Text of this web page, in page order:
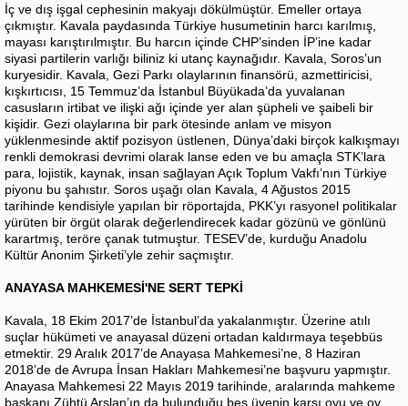
İç ve dış işgal cephesinin makyajı dökülmüştür. Emeller ortaya
çıkmıştır. Kavala paydasında Türkiye husumetinin harcı karılmış,
mayası karıştırılmıştır. Bu harcın içinde CHP’sinden İP’ine kadar
siyasi partilerin varlığı biliniz ki utanç kaynağıdır. Kavala, Soros’un
kuryesidir. Kavala, Gezi Parkı olaylarının finansörü, azmettiricisi,
kışkırtıcısı, 15 Temmuz’da İstanbul Büyükada’da yuvalanan
casusların irtibat ve ilişki ağı içinde yer alan şüpheli ve şaibeli bir
kişidir. Gezi olaylarına bir park ötesinde anlam ve misyon
yüklenmesinde aktif pozisyon üstlenen, Dünya’daki birçok kalkışmayı
renkli demokrasi devrimi olarak lanse eden ve bu amaçla STK’lara
para, lojistik, kaynak, insan sağlayan Açık Toplum Vakfı’nın Türkiye
piyonu bu şahıstır. Soros uşağı olan Kavala, 4 Ağustos 2015
tarihinde kendisiyle yapılan bir röportajda, PKK’yı rasyonel politikalar
yürüten bir örgüt olarak değerlendirecek kadar gözünü ve gönlünü
karartmış, teröre çanak tutmuştur. TESEV’de, kurduğu Anadolu
Kültür Anonim Şirketi’yle zehir saçmıştır.
ANAYASA MAHKEMESİ'NE SERT TEPKİ
Kavala, 18 Ekim 2017’de İstanbul’da yakalanmıştır. Üzerine atılı
suçlar hükümeti ve anayasal düzeni ortadan kaldırmaya teşebbüs
etmektir. 29 Aralık 2017’de Anayasa Mahkemesi’ne, 8 Haziran
2018’de de Avrupa İnsan Hakları Mahkemesi’ne başvuru yapmıştır.
Anayasa Mahkemesi 22 Mayıs 2019 tarihinde, aralarında mahkeme
başkanı Zühtü Arslan’ın da bulunduğu beş üyenin karşı oyu ve oy